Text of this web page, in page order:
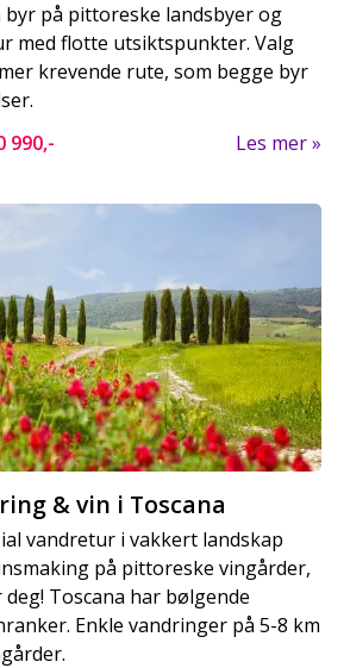
byr på pittoreske landsbyer og
med flotte utsiktspunkter. Valg
krevende rute, som begge byr
990,- Les mer
& vin i Toscana
vandretur i vakkert landskap
på pittoreske vingårder,
Toscana har bølgende
Enkle vandringer på 5-8 km